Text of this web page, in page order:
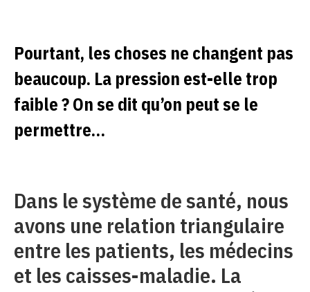
Pourtant, les choses ne changent pas
beaucoup. La pression est-elle trop
faible ? On se dit qu’on peut se le
permettre…
Dans le système de santé, nous
avons une relation triangulaire
entre les patients, les médecins
et les caisses-maladie. La